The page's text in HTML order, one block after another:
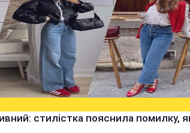
стилістка пояснила помилку,